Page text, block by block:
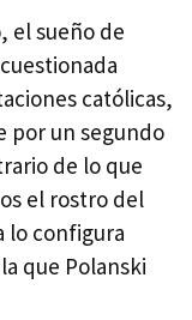
el sueño de
católicas,
por un segundo
de lo que
el rostro del
lo configura
que Polanski